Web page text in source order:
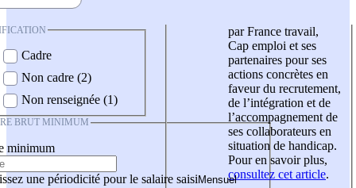
Cadre
Non cadre (2)
Non renseignée (1)
BRUT MINIMUM
minimum
une périodicité pour le salaire saisi
par France travail,
Cap emploi et ses
partenaires pour ses
actions concrètes en
faveur du recrutement,
de l’intégration et de
l’accompagnement de
ses collaborateurs en
situation de handicap.
Pour en savoir plus,
consultez cet article.